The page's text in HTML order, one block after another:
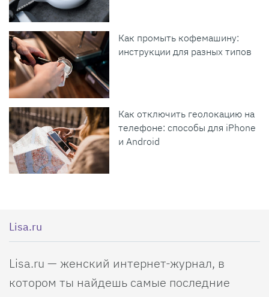
Как промыть кофемашину:
инструкции для разных типов
Как отключить геолокацию на
телефоне: способы для iPhone
и Android
Lisa.ru
Lisa.ru — женский интернет-журнал, в
котором ты найдешь самые последние